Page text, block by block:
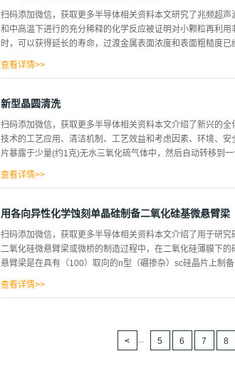
极，产生电流，这是金属氧化物半导体工作中感兴趣的基本
使用区域），在这种情况下，漏极电位总是高于或等于栅极
个过渡点上，晶体管被认为是“开”的。此时的栅极电压被认
过氧化物的电位从基板中吸引载流子，在源极和漏极之间创建
扫码添加微信，获取更多半导体相关资料本文研究了兆频超
和中高温下进行的充分稀释的化学反应被证明对小颗粒再利
时，可以获得延长的寿命，过渡金属表面浓度和表面粗糙度
实验空间内，化学比对粒子去除只有中等的影响（见下图）
数，由于化学比例影响清洗效率，有必要确定在稀释的化学
SC-I进行实验，至45°C，浴缸在温度下保持了7个小时，在
用稀释化学清洗腐蚀剂已被证明等于或优于标准化学清洗，
标准化化学的对比是很有趣的，将完整的晶片浸入SC-I溶解液
查看详情>>
新型晶圆清洗
扫码添加微信，获取更多半导体相关资料本文介绍了新兴的
技术的工艺应用、清洁机制、工艺效益和考虑因素、环境、
片暴露于少量(约1克)无水三氧化硫气体中，然后自动转移到
一旦磺化，抗蚀剂可溶于水，并在去离子水冲洗过程中被去
消除了等离子体，剥离离子注入光刻胶后减少了污染，减少
是可以集成到集群工具中的单晶片旋转处理器，晶片被安装
物质被分配到旋转晶片的表面上大约1-3分钟,工艺温度为45
和旋干循环。在下午0点35分和0点18分为150毫米晶圆准备了
查看详情>>
用各向异性化学蚀刻单晶硅制备二氧化硅基微悬臂梁
扫码添加微信，获取更多半导体相关资料本文介绍了用于研
二氧化硅微悬臂梁或微桥的制造过程中，在二氧化硅薄膜下
悬臂梁是在具有（100）取向的n型（硼掺杂）sc硅晶片上制
向排列。研究了两种类型的悬臂梁和微桥方向：一种平行于
桥的尺寸宽度分别为25、50或100微米，长度分别为100、
查看详情>>
... 5 6 7 8